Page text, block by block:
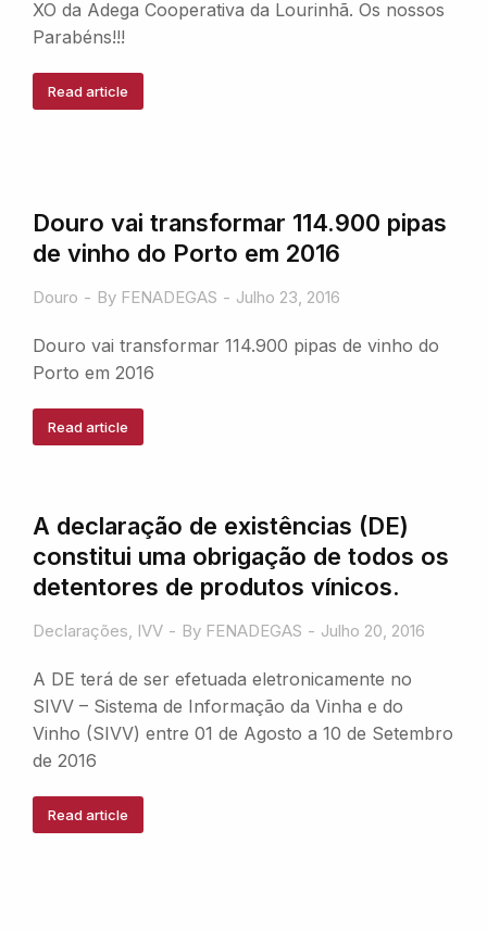
XO da Adega Cooperativa da Lourinhã. Os nossos
Parabéns!!!
Read article
Douro vai transformar 114.900 pipas
de vinho do Porto em 2016
Douro By FENADEGAS Julho 23, 2016
Douro vai transformar 114.900 pipas de vinho do
Porto em 2016
Read article
A declaração de existências (DE)
constitui uma obrigação de todos os
detentores de produtos vínicos.
Declarações, IVV By FENADEGAS Julho 20, 2016
A DE terá de ser efetuada eletronicamente no
SIVV – Sistema de Informação da Vinha e do
Vinho (SIVV) entre 01 de Agosto a 10 de Setembro
de 2016
Read article